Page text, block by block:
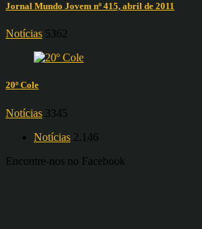
Jornal Mundo Jovem nº 415, abril de 2011
Notícias 5362
20º Cole
Notícias 3345
Notícias 2.146
Encontre-nos no Facebook